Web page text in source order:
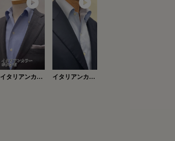
イタリアンカラ
イタリアンカラ